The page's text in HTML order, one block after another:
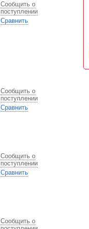
Сообщить о
поступлении
Сравнить
Сообщить о
поступлении
Сравнить
Сообщить о
поступлении
Сравнить
Сообщить о